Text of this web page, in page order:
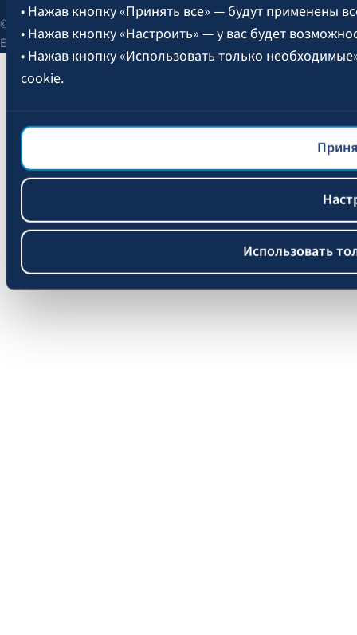
• Нажав кнопку «Принять все» — будут применены
• Нажав кнопку «Настроить» — у вас будет
• Нажав кнопку «Использовать только
cookie.
Более подробная информация об управлении
Использовать
© 2026 AAS BALTA | улица Сканстес 25, Рига, LV-1013, Латвия.
Единый рег. № 40003049409.